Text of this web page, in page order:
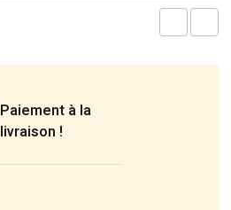
Paiement à la
livraison !